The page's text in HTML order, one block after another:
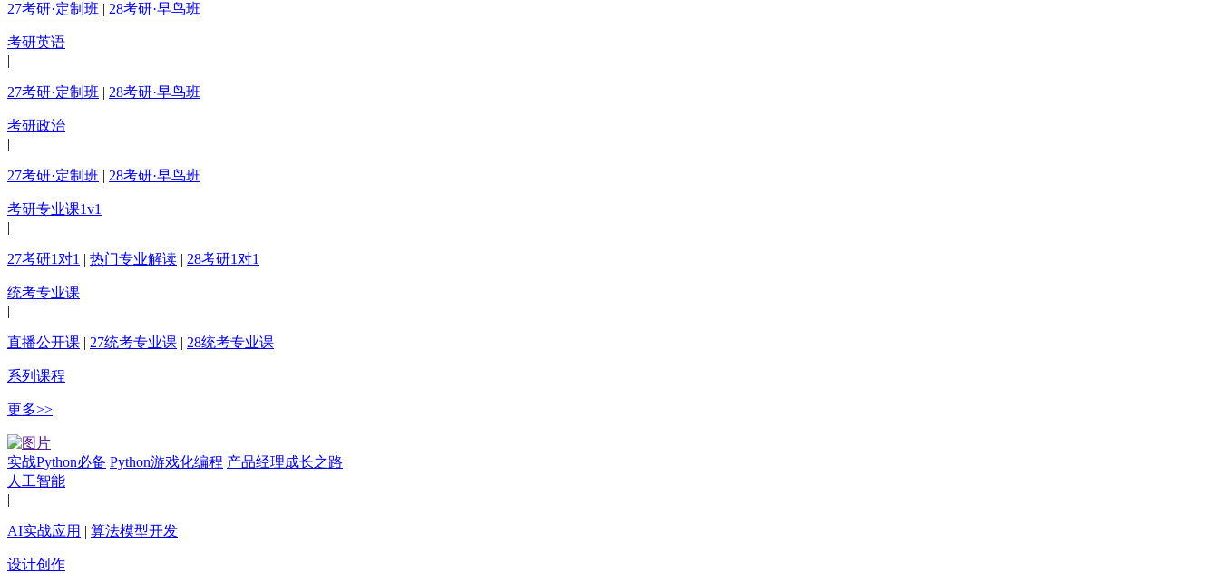
27考研·定制班 | 28考研·早鸟班
考研英语
|
27考研·定制班 | 28考研·早鸟班
考研政治
|
27考研·定制班 | 28考研·早鸟班
考研专业课1v1
|
27考研1对1 | 热门专业解读 | 28考研1对1
统考专业课
|
直播公开课 | 27统考专业课 | 28统考专业课
系列课程
更多>>
实战Python必备 Python游戏化编程 产品经理成长之路
人工智能
|
AI实战应用 | 算法模型开发
设计创作